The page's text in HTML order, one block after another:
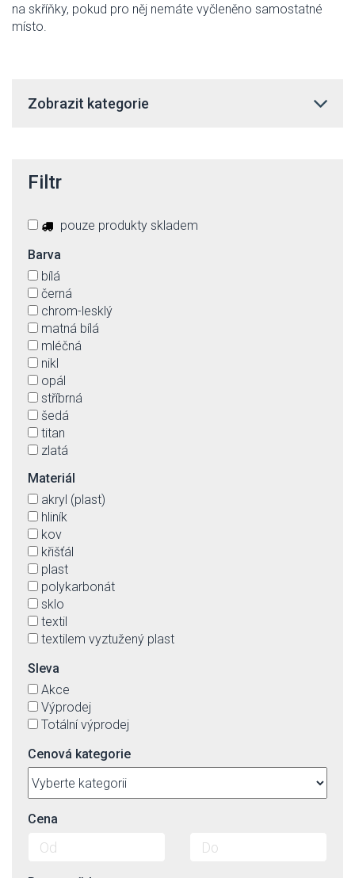
na skříňky, pokud pro něj nemáte vyčleněno samostatné
místo.
Zobrazit kategorie
Filtr
pouze produkty skladem
Barva
bílá
černá
chrom-lesklý
matná bílá
mléčná
nikl
opál
stříbrná
šedá
titan
zlatá
Materiál
akryl (plast)
hliník
kov
křišťál
plast
polykarbonát
sklo
textil
textilem vyztužený plast
Sleva
Akce
Výprodej
Totální výprodej
Cenová kategorie
Cena